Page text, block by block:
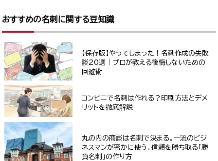
おすすめの名刺に関する豆知識
【保存版】やってしまった！名刺作成の失敗
談20選｜プロが教える後悔しないための
回避術
コンビニで名刺は作れる？印刷方法とデメ
リットを徹底解説
丸の内の商談は名刺で決まる。一流のビジ
ネスマンが密かに使う、信頼を勝ち取る「勝
負名刺」の作り方